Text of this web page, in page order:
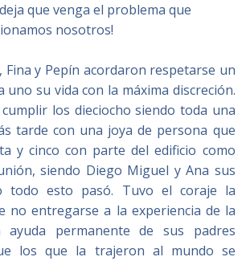
que venga el problema que
nosotros!
Fina y Pepín acordaron respetarse un
uno su vida con la máxima discreción.
los dieciocho siendo toda una
tarde con una joya de persona que
y cinco con parte del edificio como
siendo Diego Miguel y Ana sus
todo esto pasó. Tuvo el coraje la
no entregarse a la experiencia de la
permanente de sus padres
los que la trajeron al mundo se